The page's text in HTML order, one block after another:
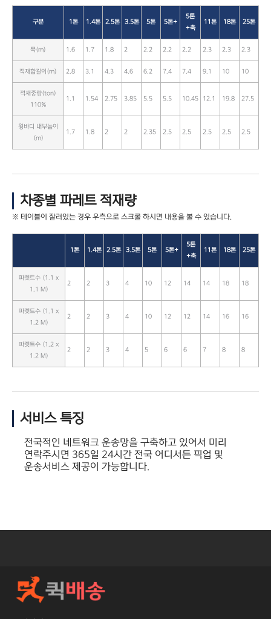
구분 1톤 1.4톤 2.5톤 3.5톤 5톤 5톤+
5톤
+축
11톤 18톤 25톤
폭(m) 1.6 1.7 1.8 2 2.2 2.2 2.2 2.3 2.3 2.3
적재함길이(m) 2.8 3.1 4.3 4.6 6.2 7.4 7.4 9.1 10 10
적재중량(ton)
110%
1.1 1.54 2.75 3.85 5.5 5.5 10.45 12.1 19.8 27.5
윙바디 내부높이
(m)
1.7 1.8 2 2 2.35 2.5 2.5 2.5 2.5 2.5
차종별 파레트 적재량
1톤 1.4톤 2.5톤 3.5톤 5톤 5톤+
5톤
+축
11톤 18톤 25톤
파렛트수 (1.1 x
1.1 M)
2 2 3 4 10 12 14 14 18 18
파렛트수 (1.1 x
1.2 M)
2 2 3 4 10 12 12 14 16 16
파렛트수 (1.2 x
1.2 M)
2 2 3 4 5 6 6 7 8 8
서비스 특징
전국적인 네트워크 운송망을 구축하고 있어서 미리
연락주시면 365일 24시간 전국 어디서든 픽업 및
운송서비스 제공이 가능합니다.